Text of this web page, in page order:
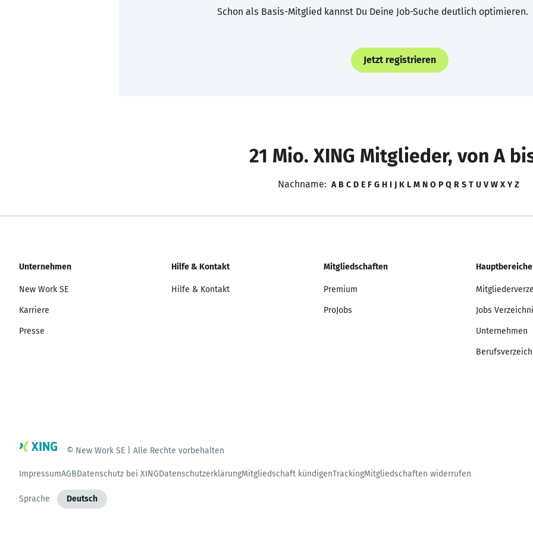
Schon als Basis-Mitglied kannst Du Deine Job-Suche deutlich optimieren.
Jetzt registrieren
21 Mio. XING Mitglieder, von A
Nachname: A B C D E F G H I J K L M N O P Q R S T U V W X Y Z
Unternehmen
New Work SE
Karriere
Presse
Hilfe & Kontakt
Hilfe & Kontakt
Mitgliedschaften
Premium
ProJobs
Hauptbereiche
Jobs
Unternehmen
© New Work SE | Alle Rechte vorbehalten
ImpressumAGBDatenschutz bei XINGDatenschutzerklärungMitgliedschaft kündigenTrackingMitgliedschaften widerrufen
Sprache Deutsch